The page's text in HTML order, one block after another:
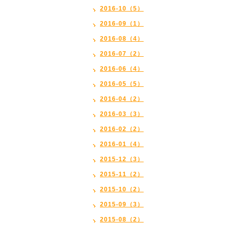
2016-10（5）
2016-09（1）
2016-08（4）
2016-07（2）
2016-06（4）
2016-05（5）
2016-04（2）
2016-03（3）
2016-02（2）
2016-01（4）
2015-12（3）
2015-11（2）
2015-10（2）
2015-09（3）
2015-08（2）